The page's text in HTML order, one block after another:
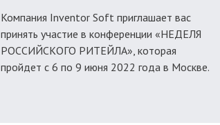
Компания Inventor Soft приглашает вас
принять участие в конференции «НЕДЕЛЯ
РОССИЙСКОГО РИТЕЙЛА», которая
пройдет с 6 по 9 июня 2022 года в Москве.